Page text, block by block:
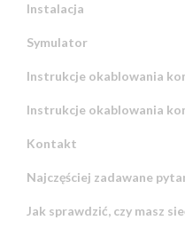
Instalacja
Symulator
Instrukcje okablowania
Instrukcje okablowania
Kontakt
Najczęściej zadawane
Jak sprawdzić, czy masz